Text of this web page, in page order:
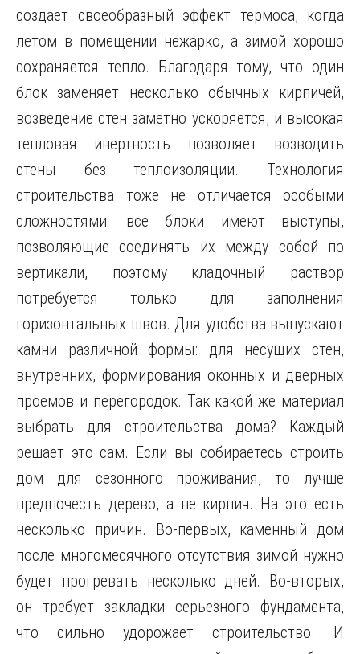
создает своеобразный эффект термоса, когда
летом в помещении нежарко, а зимой хорошо
сохраняется тепло. Благодаря тому, что один
блок заменяет несколько обычных кирпичей,
возведение стен заметно ускоряется, и высокая
тепловая инертность позволяет возводить
стены без теплоизоляции. Технология
строительства тоже не отличается особыми
сложностями: все блоки имеют выступы,
позволяющие соединять их между собой по
вертикали, поэтому кладочный раствор
потребуется только для заполнения
горизонтальных швов. Для удобства выпускают
камни различной формы: для несущих стен,
внутренних, формирования оконных и дверных
проемов и перегородок. Так какой же материал
выбрать для строительства дома? Каждый
решает это сам. Если вы собираетесь строить
дом для сезонного проживания, то лучше
предпочесть дерево, а не кирпич. На это есть
несколько причин. Во-первых, каменный дом
после многомесячного отсутствия зимой нужно
будет прогревать несколько дней. Во-вторых,
он требует закладки серьезного фундамента,
что сильно удорожает строительство. И